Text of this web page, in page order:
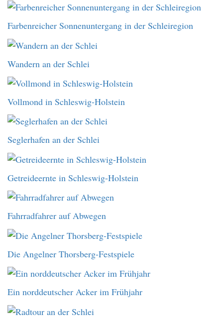
Farbenreicher Sonnenuntergang in der Schleiregion
Wandern an der Schlei
Vollmond in Schleswig-Holstein
Seglerhafen an der Schlei
Getreideernte in Schleswig-Holstein
Fahrradfahrer auf Abwegen
Die Angelner Thorsberg-Festspiele
Ein norddeutscher Acker im Frühjahr